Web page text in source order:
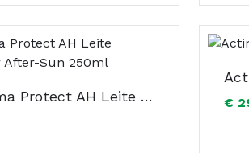
A-Derma Protect AH Leite Reparador After-Sun 250ml €